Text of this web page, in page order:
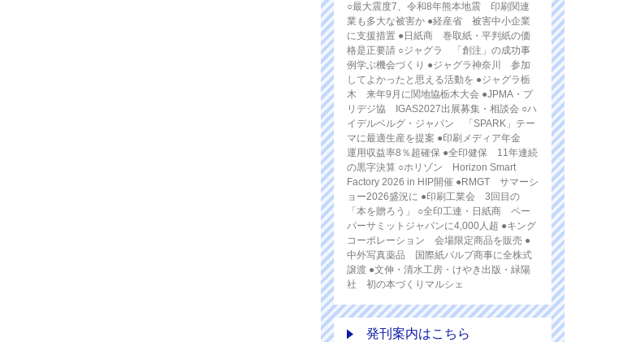
○最大震度7、令和8年熊本地震 印刷関連
業も多大な被害か ●経産省 被害中小企業
に支援措置 ●日紙商 巻取紙・平判紙の価
格是正要請 ○ジャグラ 「創注」の成功事
例学ぶ機会づくり ●ジャグラ神奈川 参加
してよかったと思える活動を ●ジャグラ栃
木 来年9月に関地協栃木大会 ●JPMA・プ
リデジ協 IGAS2027出展募集・相談会 ○ハ
イデルベルグ・ジャパン 「SPARK」テー
マに最適生産を提案 ●印刷メディア年金
運用収益率8％超確保 ●全印健保 11年連続
の黒字決算 ○ホリゾン Horizon Smart
Factory 2026 in HIP開催 ●RMGT サマーシ
ョー2026盛況に ●印刷工業会 3回目の
「本を贈ろう」 ○全印工連・日紙商 ペー
パーサミットジャパンに4,000人超 ●キング
コーポレーション 会場限定商品を販売 ●
中外写真薬品 国際紙パルプ商事に全株式
譲渡 ●文伸・清水工房・けやき出版・緑陽
社 初の本づくりマルシェ
発刊案内はこちら